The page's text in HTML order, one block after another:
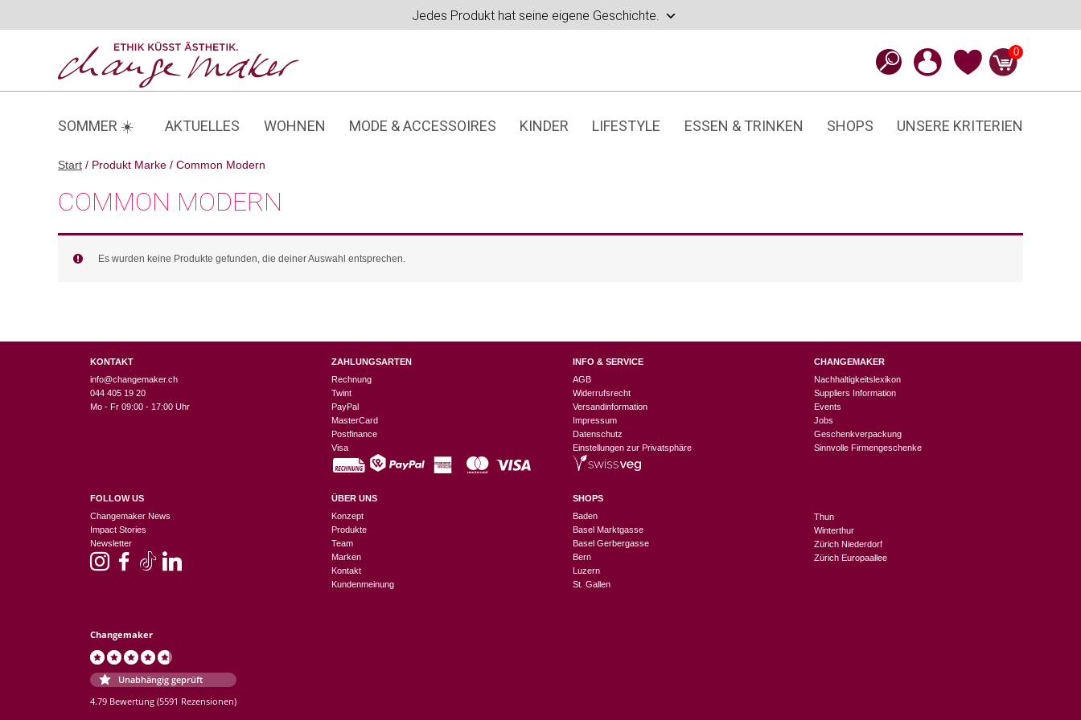
Jedes Produkt hat seine eigene Geschichte.
0
SOMMER ☀️ AKTUELLES WOHNEN MODE & ACCESSOIRES KINDER LIFESTYLE ESSEN & TRINKEN SHOPS UNSERE KRITERIEN
Start / Produkt Marke / Common Modern
COMMON MODERN
Es wurden keine Produkte gefunden, die deiner Auswahl entsprechen.
KONTAKT
info@changemaker.ch
044 405 19 20
Mo - Fr 09:00 - 17:00 Uhr
FOLLOW US
Changemaker News
Impact Stories
Newsletter
Changemaker
Unabhängig geprüft
4.79 Bewertung (5591 Rezensionen)
ZAHLUNGSARTEN
Rechnung
Twint
PayPal
MasterCard
Postfinance
Visa
ÜBER UNS
Konzept
Produkte
Team
Marken
Kontakt
Kundenmeinung
INFO & SERVICE
AGB
Widerrufsrecht
Versandinformation
Impressum
Datenschutz
Einstellungen zur Privatsphäre
SHOPS
Baden
Basel Marktgasse
Basel Gerbergasse
Bern
Luzern
St. Gallen
CHANGEMAKER
Nachhaltigkeitslexikon
Suppliers Information
Events
Jobs
Geschenkverpackung
Sinnvolle Firmengeschenke
Thun
Winterthur
Zürich Niederdorf
Zürich Europaallee